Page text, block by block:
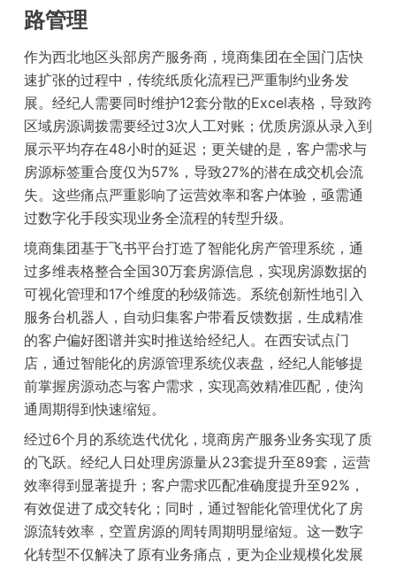
路管理
作为西北地区头部房产服务商，境商集团在全国门店快
速扩张的过程中，传统纸质化流程已严重制约业务发
展。经纪人需要同时维护12套分散的Excel表格，导致跨
区域房源调拨需要经过3次人工对账；优质房源从录入到
展示平均存在48小时的延迟；更关键的是，客户需求与
房源标签重合度仅为57%，导致27%的潜在成交机会流
失。这些痛点严重影响了运营效率和客户体验，亟需通
过数字化手段实现业务全流程的转型升级。
境商集团基于飞书平台打造了智能化房产管理系统，通
过多维表格整合全国30万套房源信息，实现房源数据的
可视化管理和17个维度的秒级筛选。系统创新性地引入
服务台机器人，自动归集客户带看反馈数据，生成精准
的客户偏好图谱并实时推送给经纪人。在西安试点门
店，通过智能化的房源管理系统仪表盘，经纪人能够提
前掌握房源动态与客户需求，实现高效精准匹配，使沟
通周期得到快速缩短。
经过6个月的系统迭代优化，境商房产服务业务实现了质
的飞跃。经纪人日处理房源量从23套提升至89套，运营
效率得到显著提升；客户需求匹配准确度提升至92%，
有效促进了成交转化；同时，通过智能化管理优化了房
源流转效率，空置房源的周转周期明显缩短。这一数字
化转型不仅解决了原有业务痛点，更为企业规模化发展